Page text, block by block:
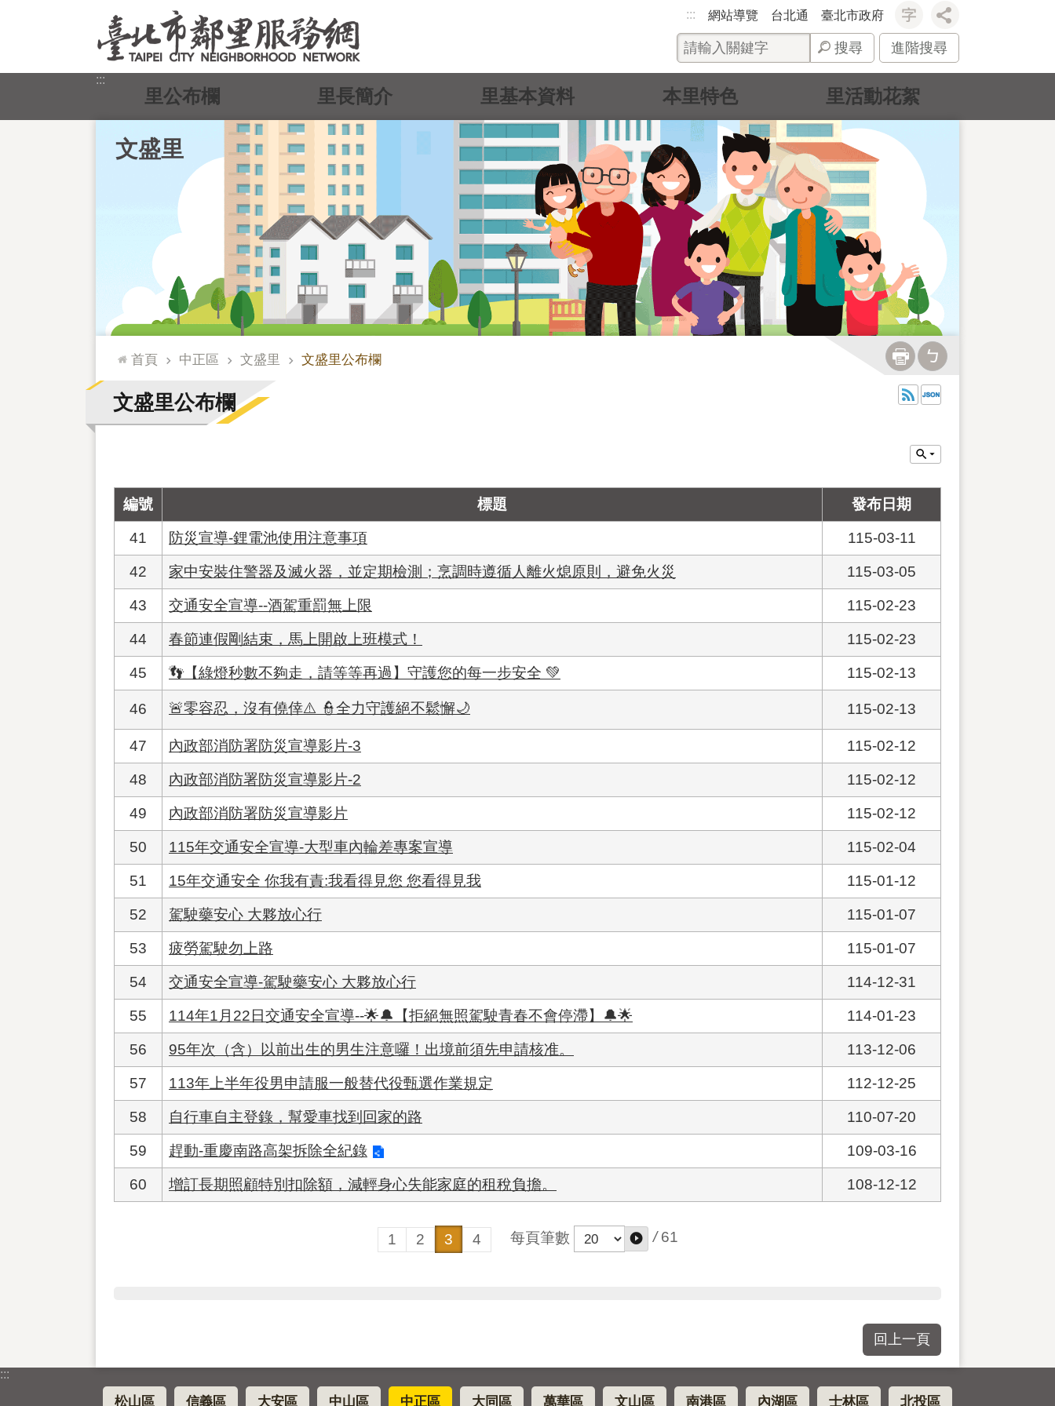
::: 網站導覽 台北通 臺北市政府
搜尋 進階搜尋
:::
文盛里
里公布欄 里長簡介 里基本資料 本里特色 里活動花絮
::: 首頁 中正區 文盛里 文盛里公布欄
文盛里公布欄
編號 標題 發布日期
41 防災宣導-鋰電池使用注意事項 115-03-11
42 家中安裝住警器及滅火器，並定期檢測；烹調時遵循人離火熄原則，避免火災 115-03-05
43 交通安全宣導--酒駕重罰無上限 115-02-23
44 春節連假剛結束，馬上開啟上班模式！ 115-02-23
45 👣【綠燈秒數不夠走，請等等再過】守護您的每一步安全 💚 115-02-13
46 🚨零容忍，沒有僥倖⚠️ 👮全力守護絕不鬆懈🌙 115-02-13
47 內政部消防署防災宣導影片-3 115-02-12
48 內政部消防署防災宣導影片-2 115-02-12
49 內政部消防署防災宣導影片 115-02-12
50 115年交通安全宣導-大型車內輪差專案宣導 115-02-04
51 15年交通安全 你我有責:我看得見您 您看得見我 115-01-12
52 駕駛藥安心 大夥放心行 115-01-07
53 疲勞駕駛勿上路 115-01-07
54 交通安全宣導-駕駛藥安心 大夥放心行 114-12-31
55 114年1月22日交通安全宣導--🌟🔔【拒絕無照駕駛青春不會停滯】🔔🌟 114-01-23
56 95年次（含）以前出生的男生注意囉！出境前須先申請核准。 113-12-06
57 113年上半年役男申請服一般替代役甄選作業規定 112-12-25
58 自行車自主登錄，幫愛車找到回家的路 110-07-20
59 趕動-重慶南路高架拆除全紀錄 109-03-16
60 增訂長期照顧特別扣除額，減輕身心失能家庭的租稅負擔。 108-12-12
1 2 3 4 每頁筆數 / 61
回上一頁
:::
松山區 信義區 大安區 中山區 中正區 大同區 萬華區 文山區 南港區 內湖區 士林區 北投區